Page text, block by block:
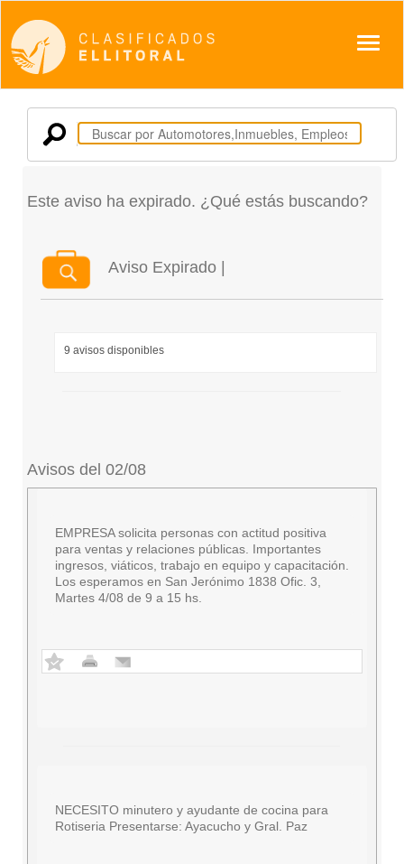
Este aviso ha expirado. ¿Qué estás buscando?
Aviso Expirado |
9 avisos disponibles
Avisos del 02/08
EMPRESA solicita personas con actitud positiva
para ventas y relaciones públicas. Importantes
ingresos, viáticos, trabajo en equipo y capacitación.
Los esperamos en San Jerónimo 1838 Ofic. 3,
Martes 4/08 de 9 a 15 hs.
NECESITO minutero y ayudante de cocina para
Rotiseria Presentarse: Ayacucho y Gral. Paz